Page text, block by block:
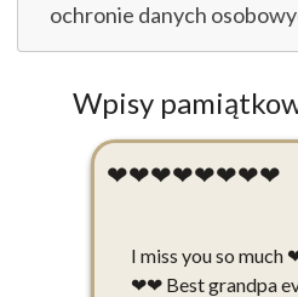
ochronie danych
Wpisy
❤❤❤❤❤❤❤❤
I miss you so
❤❤ Best grandpa